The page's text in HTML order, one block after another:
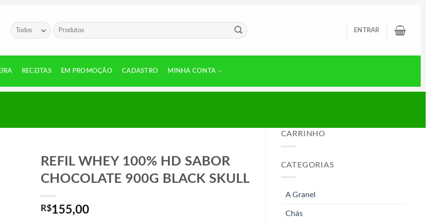
Pesquisar
por:
ENTRAR
RECEITAS EM PROMOÇÃO CADASTRO MINHA CONTA
CARRINHO
CATEGORIAS
A Granel
Chás
REFIL WHEY 100% HD SABOR
CHOCOLATE 900G BLACK SKULL
R$155,00